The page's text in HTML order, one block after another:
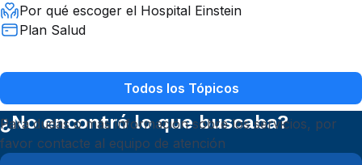
Por qué escoger el Hospital Einstein
Plan Salud
Todos los Tópicos
¿No encontró lo que buscaba?
Para dudas o más información sobre los servicios, por
favor contacte al equipo de atención